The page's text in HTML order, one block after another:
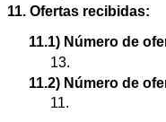
11. Ofertas recibidas:
11.1) Número de
13.
11.2) Número de
11.